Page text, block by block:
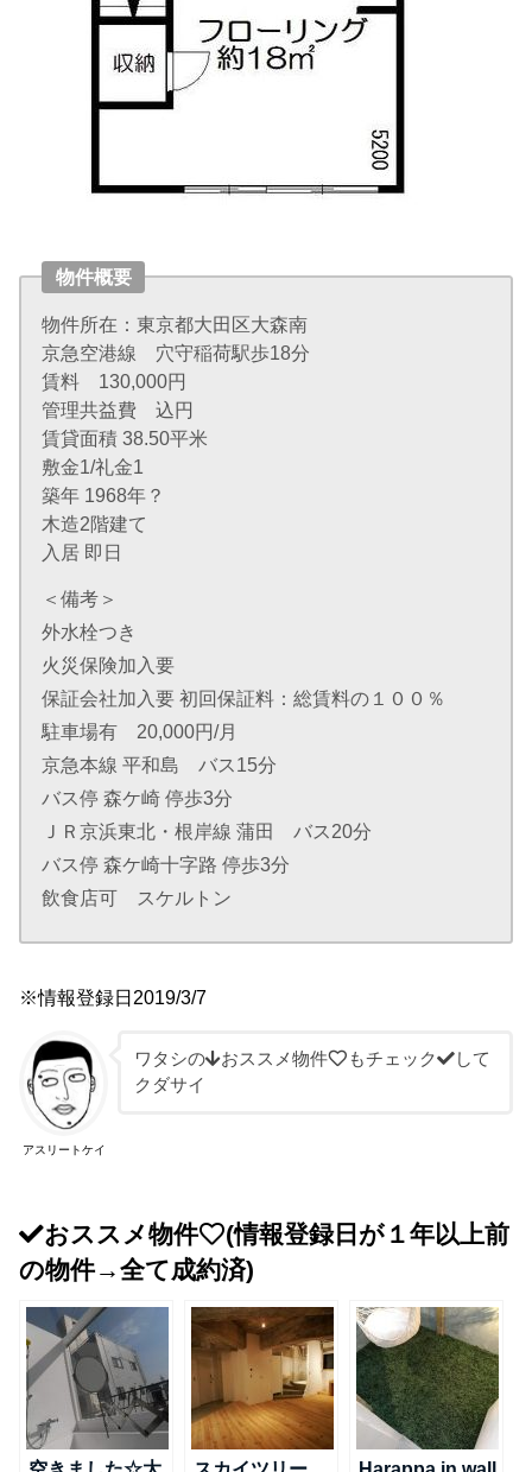
物件概要
物件所在：東京都大田区大森南
京急空港線 穴守稲荷駅歩18分
賃料 130,000円
管理共益費 込円
賃貸面積 38.50平米
敷金1/礼金1
築年 1968年？
木造2階建て
入居 即日
＜備考＞
外水栓つき
火災保険加入要
保証会社加入要 初回保証料：総賃料の１００％
駐車場有 20,000円/月
京急本線 平和島 バス15分
バス停 森ケ崎 停歩3分
ＪＲ京浜東北・根岸線 蒲田 バス20分
バス停 森ケ崎十字路 停歩3分
飲食店可 スケルトン
※情報登録日2019/3/7
アスリートケイ
ワタシの おススメ物件 もチェック
して
クダサイ
おススメ物件
(情報登録日が１年以上前
の物件→全て成約済)